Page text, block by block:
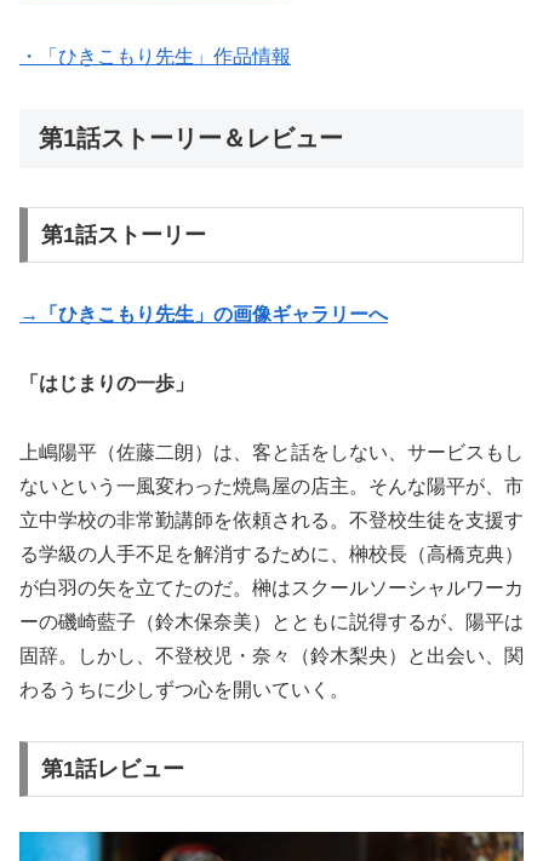
・「ひきこもり先生」作品情報
第1話ストーリー＆レビュー
第1話ストーリー
→「ひきこもり先生」の画像ギャラリーへ
「はじまりの一歩」
上嶋陽平（佐藤二朗）は、客と話をしない、サービスもし
ないという一風変わった焼鳥屋の店主。そんな陽平が、市
立中学校の非常勤講師を依頼される。不登校生徒を支援す
る学級の人手不足を解消するために、榊校長（高橋克典）
が白羽の矢を立てたのだ。榊はスクールソーシャルワーカ
ーの磯崎藍子（鈴木保奈美）とともに説得するが、陽平は
固辞。しかし、不登校児・奈々（鈴木梨央）と出会い、関
わるうちに少しずつ心を開いていく。
第1話レビュー